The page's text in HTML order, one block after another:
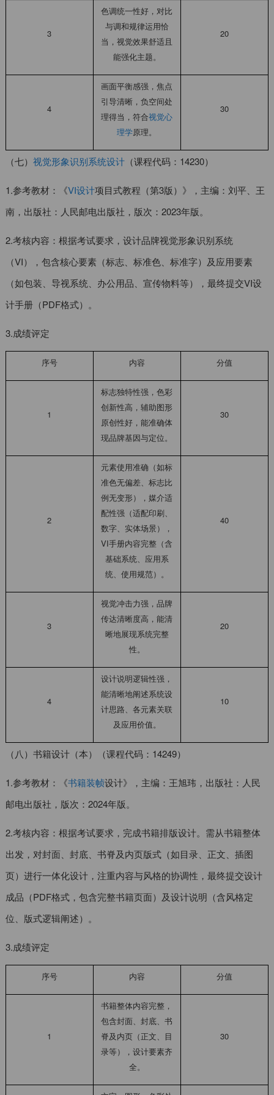
3
色调统一性好，对比
与调和规律运用恰
当，视觉效果舒适且
能强化主题。
20
4
画面平衡感强，焦点
引导清晰，负空间处
理得当，符合视觉心
理学原理。
30
（七） 视觉形象识别系统设计（课程代码：14230）
1.参考教材：《VI设计项目式教程（第3版）》，主编：刘平、王
南，出版社：人民邮电出版社，版次：2023年版。
2.考核内容：根据考试要求，设计品牌视觉形象识别系统
（VI），包含核心要素（标志、标准色、标准字）及应用要素
（如包装、导视系统、办公用品、宣传物料等），最终提交VI设
计手册（PDF格式）。
3.成绩评定
序号 内容 分值
1
标志独特性强，色彩
创新性高，辅助图形
原创性好，能准确体
现品牌基因与定位。
30
2
元素使用准确（如标
准色无偏差、标志比
例无变形），媒介适
配性强（适配印刷、
数字、实体场景），
VI手册内容完整（含
基础系统、应用系
统、使用规范）。
40
3
视觉冲击力强，品牌
传达清晰度高，能清
晰地展现系统完整
性。
20
4
设计说明逻辑性强，
能清晰地阐述系统设
计思路、各元素关联
及应用价值。
10
（八）书籍设计（本）（课程代码：14249）
1.参考教材：《书籍装帧设计》，主编：王旭玮，出版社：人民
邮电出版社，版次：2024年版。
2.考核内容：根据考试要求，完成书籍排版设计。需从书籍整体
出发，对封面、封底、书脊及内页版式（如目录、正文、插图
页）进行一体化设计，注重内容与风格的协调性，最终提交设计
成品（PDF格式，包含完整书籍页面）及设计说明（含风格定
位、版式逻辑阐述）。
3.成绩评定
序号 内容 分值
1
书籍整体内容完整，
包含封面、封底、书
脊及内页（正文、目
录等），设计要素齐
全。
30